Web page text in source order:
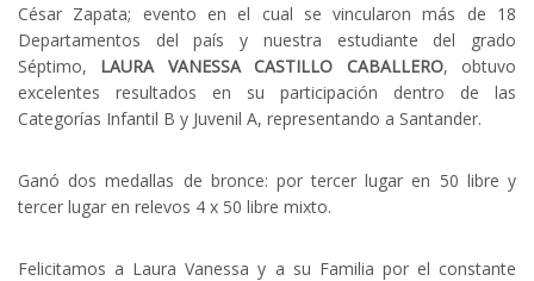
César Zapata; evento en el cual se vincularon más de 18
Departamentos del país y nuestra estudiante del grado
Séptimo, LAURA VANESSA CASTILLO CABALLERO, obtuvo
excelentes resultados en su participación dentro de las
Categorías Infantil B y Juvenil A, representando a Santander.
Ganó dos medallas de bronce: por tercer lugar en 50 libre y
tercer lugar en relevos 4 x 50 libre mixto.
Felicitamos a Laura Vanessa y a su Familia por el constante